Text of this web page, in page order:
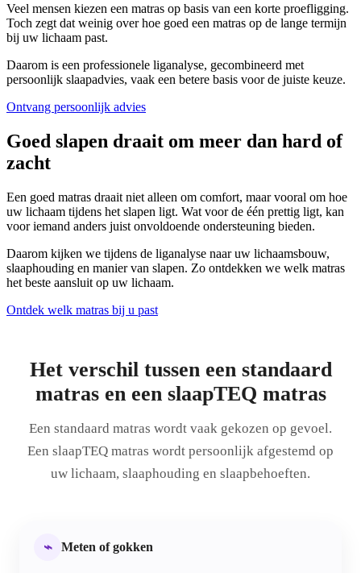
Veel mensen kiezen een matras op basis van een korte proefligging.
Toch zegt dat weinig over hoe goed een matras op de lange termijn
bij uw lichaam past.
Daarom is een professionele liganalyse, gecombineerd met
persoonlijk slaapadvies, vaak een betere basis voor de juiste keuze.
Ontvang persoonlijk advies
Goed slapen draait om meer dan hard of
zacht
Een goed matras draait niet alleen om comfort, maar vooral om hoe
uw lichaam tijdens het slapen ligt. Wat voor de één prettig ligt, kan
voor iemand anders juist onvoldoende ondersteuning bieden.
Daarom kijken we tijdens de liganalyse naar uw lichaamsbouw,
slaaphouding en manier van slapen. Zo ontdekken we welk matras
het beste aansluit op uw lichaam.
Ontdek welk matras bij u past
Het verschil tussen een standaard
matras en een slaapTEQ matras
Een standaard matras wordt vaak gekozen op gevoel.
Een slaapTEQ matras wordt persoonlijk afgestemd op
uw lichaam, slaaphouding en slaapbehoeften.
⌁ Meten of gokken